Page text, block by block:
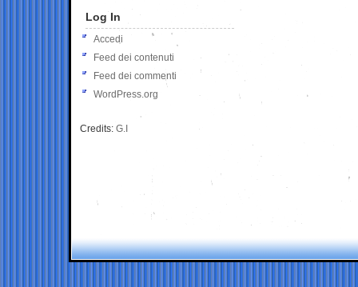
Log In
Accedi
Feed dei contenuti
Feed dei commenti
WordPress.org
Credits: G.I